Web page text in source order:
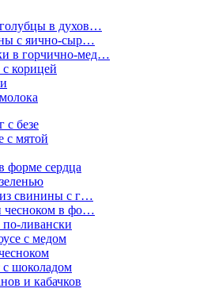
в духов…
с яично-сыр…
в горчично-мед…
корицей
безе
с мятой
форме сердца
свинины с г…
чесноком в фо…
ливански
с медом
шоколадом
и кабачков